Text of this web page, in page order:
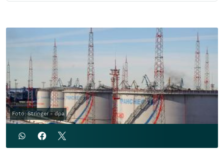
Foto: Stringer - dpa